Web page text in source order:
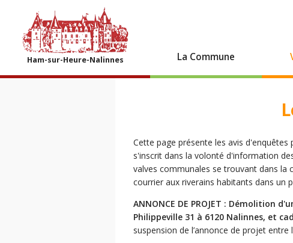
Ham-sur-Heure-Nalinnes La Commune
Cette page présente les avis
s'inscrit dans la volonté d'information
valves communales se trouvant dans la
courrier aux riverains habitants dans un
ANNONCE DE PROJET : Démolition
Philippeville 31 à 6120 Nalinnes, et
suspension de l’annonce de projet